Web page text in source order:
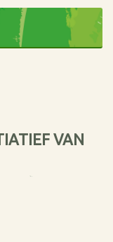
VAN